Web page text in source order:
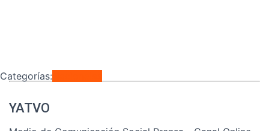
Categorías:
YATVO